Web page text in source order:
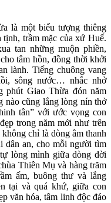
là một biểu tượng thiêng
trầm mặc của xứ Huế.
tan những muộn phiền,
tâm hồn, đồng thời khởi
lành. Tiếng chuông vang
sông nước… nhắc nhở
phút Giao Thừa đón năm
nào cũng lắng lòng nín thở
tân” với ước vọng con
trong năm mới như trên
chỉ là dòng âm thanh
dân an, cho mỗi người tìm
lòng mình giữa dòng đời
Thiên Mụ và hàng trăm
ấm, buông thư và lắng
tại và quá khứ, giữa con
văn hóa, tâm linh độc đáo